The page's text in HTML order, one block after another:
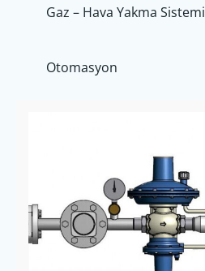
Gaz – Hava Yakma Sistemi
Otomasyon